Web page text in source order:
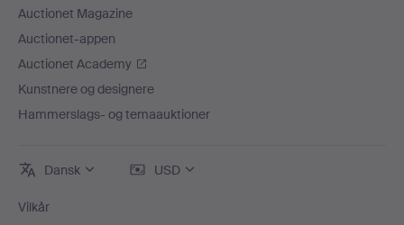
Auctionet Magazine
Auctionet-appen
Auctionet Academy
Kunstnere og designere
Hammerslags- og temaauktioner
Dansk USD
Vilkår